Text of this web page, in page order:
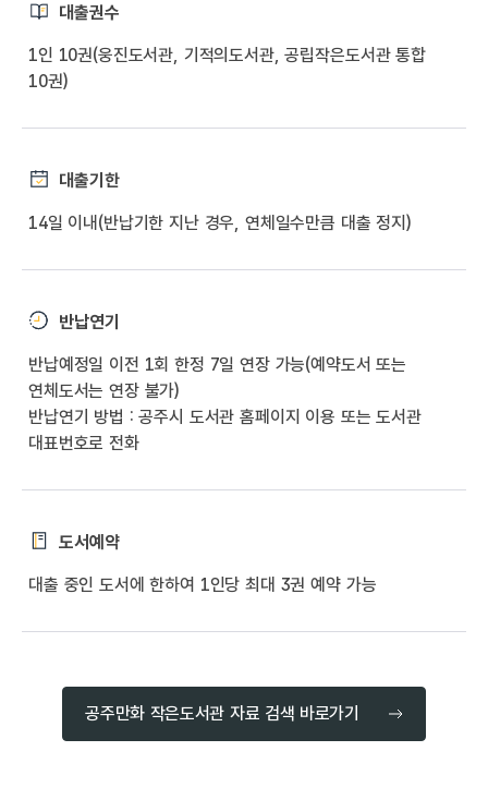
대출권수
1인 10권(웅진도서관, 기적의도서관, 공립작은도서관 통합
10권)
대출기한
14일 이내(반납기한 지난 경우, 연체일수만큼 대출 정지)
반납연기
반납예정일 이전 1회 한정 7일 연장 가능(예약도서 또는
연체도서는 연장 불가)
반납연기 방법 : 공주시 도서관 홈페이지 이용 또는 도서관
대표번호로 전화
도서예약
대출 중인 도서에 한하여 1인당 최대 3권 예약 가능
공주만화 작은도서관 자료 검색 바로가기